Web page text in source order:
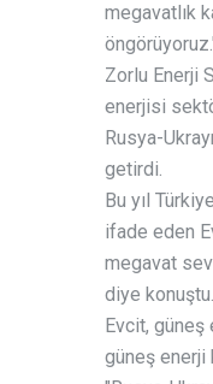
megavatlık
Zorlu Enerji
enerjisi
Rusya-
getirdi.
Bu yıl
ifade eden
megavat
diye konuştu.
Evcit, güneş
güneş enerji